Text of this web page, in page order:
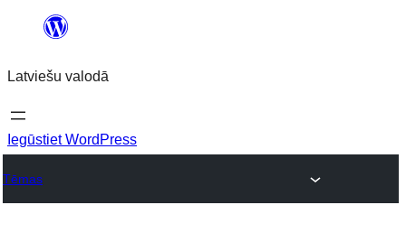
Pāriet
saturu
Latviešu valodā
Iegūstiet WordPress
Tēmas